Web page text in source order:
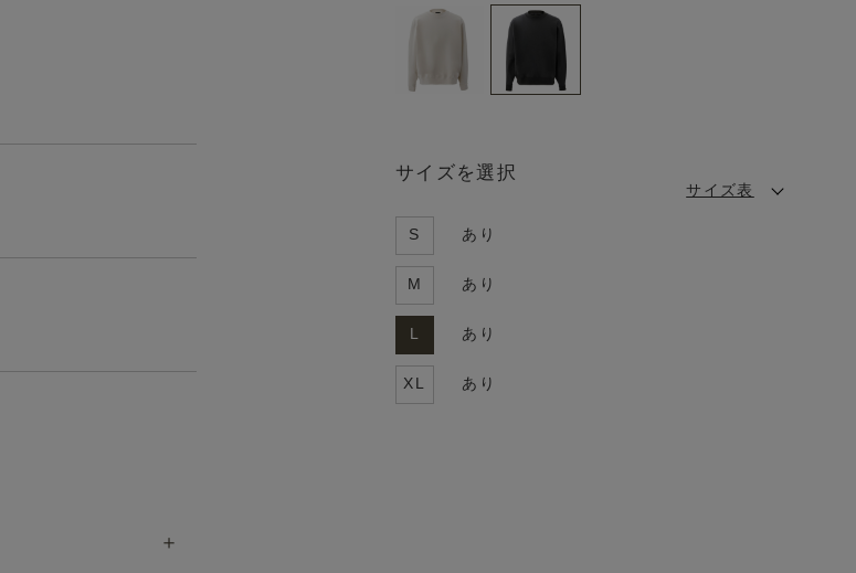
サイズを選択
サイズ表
S あり
M あり
L あり
XL あり